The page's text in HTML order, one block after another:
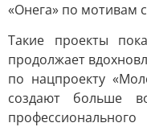
«Онега» по мотивам
Такие проекты
продолжает
по нацпроекту
создают больше